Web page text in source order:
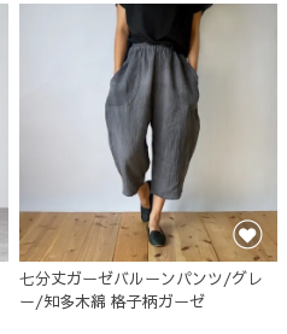
七分丈ガーゼバルーンパンツ/グレ
ー/知多木綿 格子柄ガーゼ